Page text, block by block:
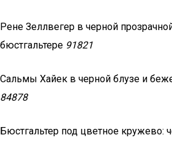
Рене Зеллвегер в черной
бюстгальтере 91821
Сальмы Хайек в черной блузе и
84878
Бюстгальтер под цветное кружево: